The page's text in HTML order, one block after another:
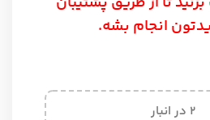
انجام بشه.
2 در انبار